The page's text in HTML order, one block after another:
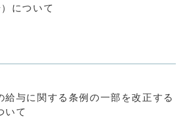
について
与に関する条例の一部を改正する
いて